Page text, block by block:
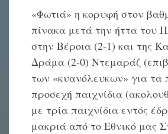
«Φωτιά» η κορυφή στον
πίνακα μετά την ήττα του
στην Βέροια (2-1) και της
Δράμα (2-0) Ντεμαράζ
των «κυανόλευκων» για τα
προσεχή παιχνίδια
με τρία παιχνίδια εντός
μακριά από το Εθνικό μας